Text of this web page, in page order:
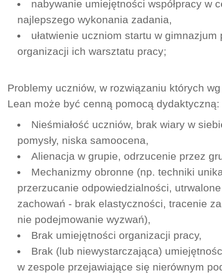
nabywanie umiejętności współpracy w
najlepszego wykonania zadania,
ułatwienie uczniom startu w
organizacji ich warsztatu pracy;
Problemy uczniów, w rozwiązaniu których
Lean może być cenną pomocą dydaktyczną:
Nieśmiałość uczniów, brak wiary w
pomysły, niska samoocena,
Alienacja w grupie, odrzucenie przez
Mechanizmy obronne (np. techniki
przerzucanie odpowiedzialności,
zachowań - brak elastyczności, tracenie
nie podejmowanie wyzwań),
Brak umiejętności organizacji pracy,
Brak (lub niewystarczająca)
w zespole przejawiające się nierównym